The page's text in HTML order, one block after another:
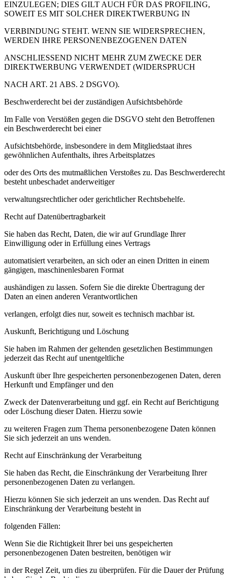
EINZULEGEN; DIES GILT AUCH FÜR DAS PROFILING,
SOWEIT ES MIT SOLCHER DIREKTWERBUNG IN
VERBINDUNG STEHT. WENN SIE WIDERSPRECHEN,
WERDEN IHRE PERSONENBEZOGENEN DATEN
ANSCHLIESSEND NICHT MEHR ZUM ZWECKE DER
DIREKTWERBUNG VERWENDET (WIDERSPRUCH
NACH ART. 21 ABS. 2 DSGVO).
Beschwerderecht bei der zuständigen Aufsichtsbehörde
Im Falle von Verstößen gegen die DSGVO steht den Betroffenen
ein Beschwerderecht bei einer
Aufsichtsbehörde, insbesondere in dem Mitgliedstaat ihres
gewöhnlichen Aufenthalts, ihres Arbeitsplatzes
oder des Orts des mutmaßlichen Verstoßes zu. Das Beschwerderecht
besteht unbeschadet anderweitiger
verwaltungsrechtlicher oder gerichtlicher Rechtsbehelfe.
Recht auf Datenübertragbarkeit
Sie haben das Recht, Daten, die wir auf Grundlage Ihrer
Einwilligung oder in Erfüllung eines Vertrags
automatisiert verarbeiten, an sich oder an einen Dritten in einem
gängigen, maschinenlesbaren Format
aushändigen zu lassen. Sofern Sie die direkte Übertragung der
Daten an einen anderen Verantwortlichen
verlangen, erfolgt dies nur, soweit es technisch machbar ist.
Auskunft, Berichtigung und Löschung
Sie haben im Rahmen der geltenden gesetzlichen Bestimmungen
jederzeit das Recht auf unentgeltliche
Auskunft über Ihre gespeicherten personenbezogenen Daten, deren
Herkunft und Empfänger und den
Zweck der Datenverarbeitung und ggf. ein Recht auf Berichtigung
oder Löschung dieser Daten. Hierzu sowie
zu weiteren Fragen zum Thema personenbezogene Daten können
Sie sich jederzeit an uns wenden.
Recht auf Einschränkung der Verarbeitung
Sie haben das Recht, die Einschränkung der Verarbeitung Ihrer
personenbezogenen Daten zu verlangen.
Hierzu können Sie sich jederzeit an uns wenden. Das Recht auf
Einschränkung der Verarbeitung besteht in
folgenden Fällen:
Wenn Sie die Richtigkeit Ihrer bei uns gespeicherten
personenbezogenen Daten bestreiten, benötigen wir
in der Regel Zeit, um dies zu überprüfen. Für die Dauer der Prüfung